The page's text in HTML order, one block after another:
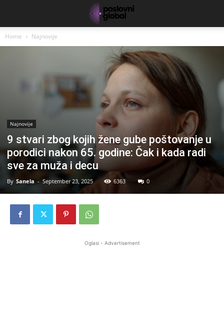
Home Najnovije
Najnovije
9 stvari zbog kojih žene gube poštovanje u
porodici nakon 65. godine: Čak i kada radi
sve za muža i decu
By Sanela - September 23, 2025 6363 0
Oglasi - Advertisement